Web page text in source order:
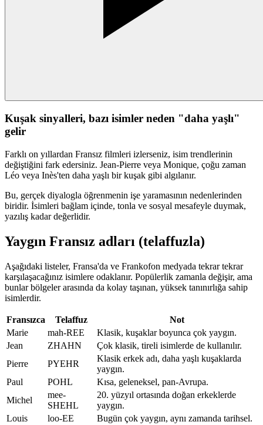
Kuşak sinyalleri, bazı isimler neden "daha yaşlı"
gelir
Farklı on yıllardan Fransız filmleri izlerseniz, isim trendlerinin
değiştiğini fark edersiniz. Jean-Pierre veya Monique, çoğu zaman
Léo veya Inès'ten daha yaşlı bir kuşak gibi algılanır.
Bu, gerçek diyalogla öğrenmenin işe yaramasının nedenlerinden
biridir. İsimleri bağlam içinde, tonla ve sosyal mesafeyle duymak,
yazılış kadar değerlidir.
Yaygın Fransız adları (telaffuzla)
Aşağıdaki listeler, Fransa'da ve Frankofon medyada tekrar tekrar
karşılaşacağınız isimlere odaklanır. Popülerlik zamanla değişir, ama
bunlar bölgeler arasında da kolay taşınan, yüksek tanınırlığa sahip
isimlerdir.
Fransızca Telaffuz
Not
Marie
mah-REE
Klasik, kuşaklar boyunca çok yaygın.
Jean
ZHAHN
Çok klasik, tireli isimlerde de kullanılır.
Pierre
PYEHR
Klasik erkek adı, daha yaşlı kuşaklarda
yaygın.
Paul
POHL
Kısa, geleneksel, pan-Avrupa.
Michel
mee-
SHEHL
20. yüzyıl ortasında doğan erkeklerde
yaygın.
Louis
loo-EE
Bugün çok yaygın, aynı zamanda tarihsel.